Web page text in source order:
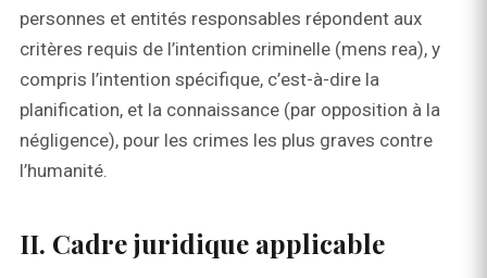
personnes et entités responsables répondent aux
critères requis de l’intention criminelle (mens rea), y
compris l’intention spécifique, c’est-à-dire la
planification, et la connaissance (par opposition à la
négligence), pour les crimes les plus graves contre
l’humanité.
II. Cadre juridique applicable